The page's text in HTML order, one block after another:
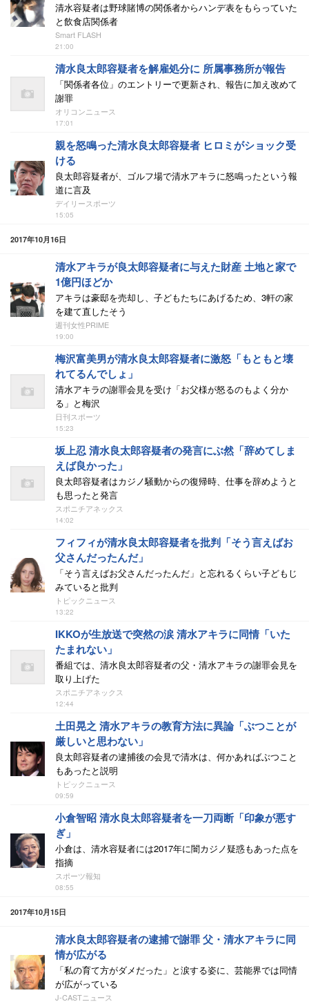
清水容疑者は野球賭博の関係者からハンデ表をもらっていた
と飲食店関係者
Smart FLASH
21:00
清水良太郎容疑者を解雇処分に 所属事務所が報告
「関係者各位」のエントリーで更新され、報告に加え改めて
謝罪
オリコンニュース
17:01
親を怒鳴った清水良太郎容疑者 ヒロミがショック受
ける
良太郎容疑者が、ゴルフ場で清水アキラに怒鳴ったという報
道に言及
デイリースポーツ
15:05
2017年10月16日
清水アキラが良太郎容疑者に与えた財産 土地と家で
1億円ほどか
アキラは豪邸を売却し、子どもたちにあげるため、3軒の家
を建て直したそう
週刊女性PRIME
19:00
梅沢富美男が清水良太郎容疑者に激怒「もともと壊
れてるんでしょ」
清水アキラの謝罪会見を受け「お父様が怒るのもよく分か
る」と梅沢
日刊スポーツ
15:23
坂上忍 清水良太郎容疑者の発言にぶ然「辞めてしま
えば良かった」
良太郎容疑者はカジノ騒動からの復帰時、仕事を辞めようと
も思ったと発言
スポニチアネックス
14:02
フィフィが清水良太郎容疑者を批判「そう言えばお
父さんだったんだ」
「そう言えばお父さんだったんだ」と忘れるくらい子どもじ
みていると批判
トピックニュース
13:22
IKKOが生放送で突然の涙 清水アキラに同情「いた
たまれない」
番組では、清水良太郎容疑者の父・清水アキラの謝罪会見を
取り上げた
スポニチアネックス
12:44
土田晃之 清水アキラの教育方法に異論「ぶつことが
厳しいと思わない」
良太郎容疑者の逮捕後の会見で清水は、何かあればぶつこと
もあったと説明
トピックニュース
09:59
小倉智昭 清水良太郎容疑者を一刀両断「印象が悪す
ぎ」
小倉は、清水容疑者には2017年に闇カジノ疑惑もあった点を
指摘
スポーツ報知
08:55
2017年10月15日
清水良太郎容疑者の逮捕で謝罪 父・清水アキラに同
情が広がる
「私の育て方がダメだった」と涙する姿に、芸能界では同情
が広がっている
J-CASTニュース